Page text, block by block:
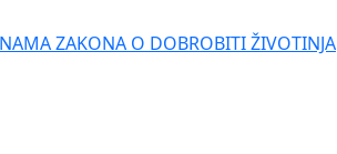
ZAKONA O DOBROBITI ŽIVOTINJA